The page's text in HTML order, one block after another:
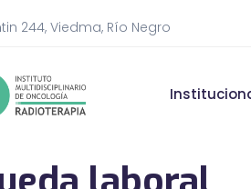
244, Viedma, Río Negro